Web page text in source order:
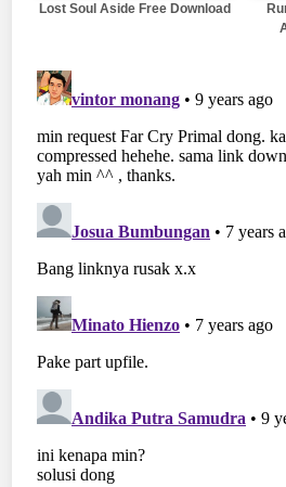
Lost Soul Aside Free Download